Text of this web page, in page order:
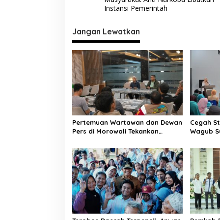
v
i
g
a
s
i
p
o
s
Instansi Pemerintah
Jangan Lewatkan
Pertemuan Wartawan dan Dewan
Pers di Morowali Tekankan
Kompetensi Jurnalis
Cegah
Wagub
Emas